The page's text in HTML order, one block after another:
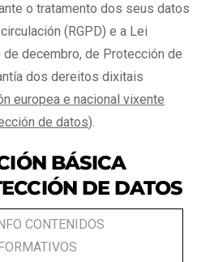
o tratamento dos seus datos
(RGPD) e a Lei
decembro, de Protección de
dos dereitos dixitais
europea e nacional vixente
de datos).
BÁSICA
DE DATOS
CONTENIDOS